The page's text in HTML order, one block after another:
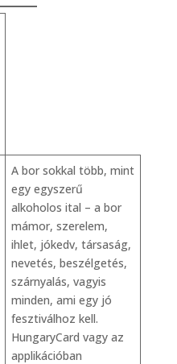
A bor sokkal több, mint
egy egyszerű
alkoholos ital – a bor
mámor, szerelem,
ihlet, jókedv, társaság,
nevetés, beszélgetés,
szárnyalás, vagyis
minden, ami egy jó
fesztiválhoz kell.
HungaryCard vagy az
applikációban